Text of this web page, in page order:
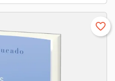
favorite_border